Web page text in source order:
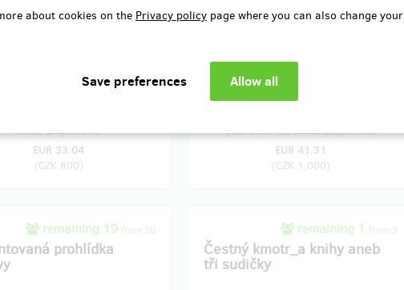
about cookies on the Privacy policy page where you can also change your
žen bez domova - ONY
Studio Alta) s výkladem o
Hithit project end
EUR 33.04
(CZK 800)
tisknout pouze limitovaný počet. K tomu
year after the Hithit project end
EUR 41.31
(CZK 1,000)
remaining 19 from 20
prohlídka
remaining 1 from 3
Čestný kmotr_a knihy aneb
tři sudičky